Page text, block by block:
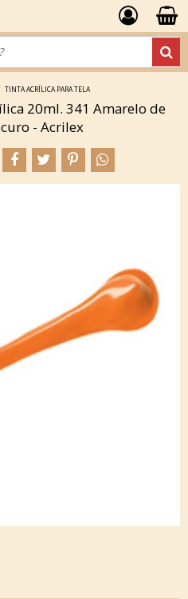
TINTA ACRÍLICA PARA TELA
20ml. 341 Amarelo de
- Acrilex